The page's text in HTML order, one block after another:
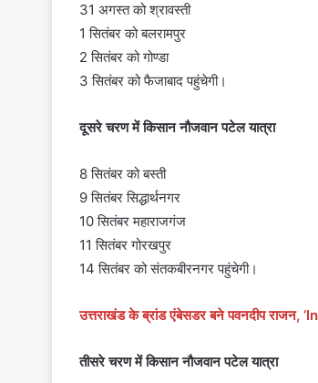
31 अगस्त को श्रावस्ती
1 सितंबर को बलरामपुर
2 सितंबर को गोण्डा
3 सितंबर को फैजाबाद पहुंचेगी।
दूसरे चरण में किसान नौजवान पटेल यात्रा
8 सितंबर को बस्ती
9 सितंबर सिद्धार्थनगर
10 सितंबर महाराजगंज
11 सितंबर गोरखपुर
14 सितंबर को संतकबीरनगर पहुंचेगी।
उत्तराखंड के ब्रांड एंबेसडर बने पवनदीप राजन,
तीसरे चरण में किसान नौजवान पटेल यात्रा